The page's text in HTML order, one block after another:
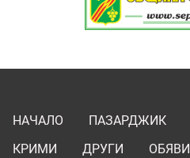
НАЧАЛО ПАЗАРДЖИК
КРИМИ
ДРУГИ ОБЯВИ